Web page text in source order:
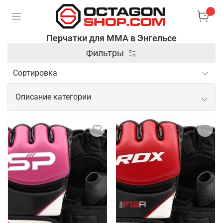
Перчатки для ММА в Энгельсе
Фильтры
Описание категории
Профессиональные перчатки для
ММА
Перчатки для ММА (смешанных боевых искусств)
– это специальные аксессуары, которые
используются для защиты рук и обеспечения
безопасности бойцов во время тренировок и
соревнований. Они отличаются от боксерских
перчаток тем, что имеют открытые пальцы и